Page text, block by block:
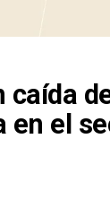
caída
en el